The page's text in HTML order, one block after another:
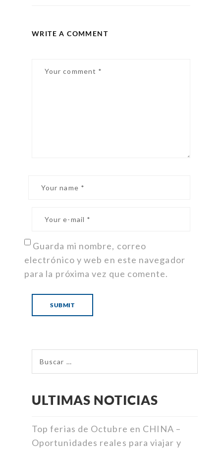
WRITE A COMMENT
Guarda mi nombre, correo
electrónico y web en este navegador
para la próxima vez que comente.
ULTIMAS NOTICIAS
Top ferias de Octubre en CHINA –
Oportunidades reales para viajar y